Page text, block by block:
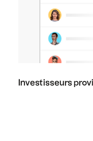
Investisseurs